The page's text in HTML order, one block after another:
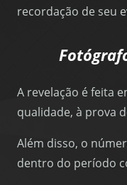
recordação de seu
A revelação é feita
qualidade, à prova
Além disso, o
dentro do período